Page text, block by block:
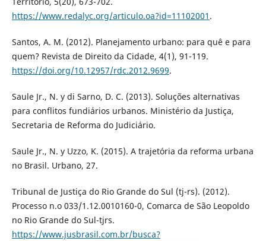
https://www.redalyc.org/articulo.oa?id=11102001 .
Santos, A. M. (2012). Planejamento urbano: para quê e para
quem? Revista de Direito da Cidade, 4(1), 91-119.
https://doi.org/10.12957/rdc.2012.9699.
Saule Jr., N. y di Sarno, D. C. (2013). Soluções alternativas
para conflitos fundiários urbanos. Ministério da Justiça,
Secretaria de Reforma do Judiciário.
Saule Jr., N. y Uzzo, K. (2015). A trajetória da reforma urbana
no Brasil. Urbano, 27.
Tribunal de Justiça do Rio Grande do Sul (tj-rs). (2012).
Processo n.o 033/1.12.0010160-0, Comarca de São Leopoldo
no Rio Grande do Sul-tjrs.
https://www.jusbrasil.com.br/busca?